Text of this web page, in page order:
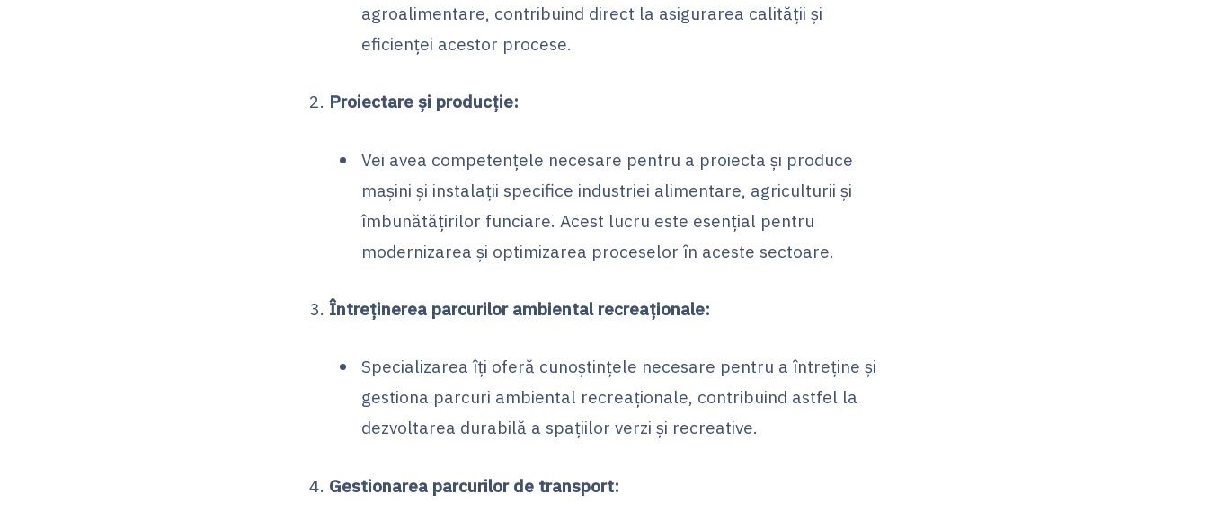
agroalimentare, contribuind direct la asigurarea calității și
eficienței acestor procese.
Proiectare și producție:
Vei avea competențele necesare pentru a proiecta și produce
mașini și instalații specifice industriei alimentare, agriculturii și
îmbunătățirilor funciare. Acest lucru este esențial pentru
modernizarea și optimizarea proceselor în aceste sectoare.
Întreținerea parcurilor ambiental recreaționale:
Specializarea îți oferă cunoștințele necesare pentru a întreține și
gestiona parcuri ambiental recreaționale, contribuind astfel la
dezvoltarea durabilă a spațiilor verzi și recreative.
Gestionarea parcurilor de transport: